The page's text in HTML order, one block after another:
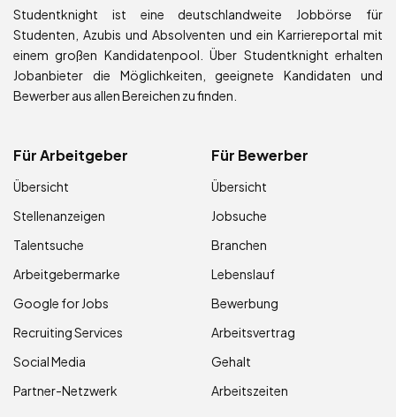
Studentknight ist eine deutschlandweite Jobbörse für
Studenten, Azubis und Absolventen und ein Karriereportal mit
einem großen Kandidatenpool. Über Studentknight erhalten
Jobanbieter die Möglichkeiten, geeignete Kandidaten und
Bewerber aus allen Bereichen zu finden.
Für Arbeitgeber
Übersicht
Stellenanzeigen
Talentsuche
Arbeitgebermarke
Google for Jobs
Recruiting Services
Social Media
Partner-Netzwerk
Für Bewerber
Übersicht
Jobsuche
Branchen
Lebenslauf
Bewerbung
Arbeitsvertrag
Gehalt
Arbeitszeiten